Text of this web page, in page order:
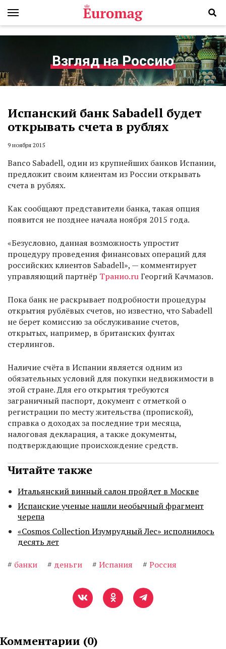
Взгляд на Россию
Испанский банк Sabadell будет
открывать счета в рублях
9 ноября 2015
Banco Sabadell, один из крупнейших банков Испании,
предложит своим клиентам из России открывать
счета в рублях.
Как сообщают представители банка, такая опция
появится не позднее начала ноября 2015 года.
«Безусловно, данная возможность упростит
процедуру проведения финансовых операций для
российских клиентов Sabadell», — комментирует
управляющий партнёр Транио.ruГеоргий Качмазов.
Пока банк не раскрывает подробности процедуры
открытия рублёвых счетов, но известно, что Sabadell
не берет комиссию за обслуживание счетов,
открытых, например, в британских фунтах
стерлингов.
Наличие счёта в Испании является одним из
обязательных условий для покупки недвижимости в
этой стране. Для его открытия требуются
заграничный паспорт, документ с отметкой о
регистрации по месту жительства (пропиской),
справка о доходах за последние три месяца,
налоговая декларация, а также документы,
подтверждающие происхождение средств.
Читайте также
Итальянский винный салон пройдет в Москве
Испанские ученые нашли необычный фрагмент
черепа
«Cosmos Collection Изумрудный Лес» исполнилось
десять лет
# банки # деньги # Испания # Россия
Комментарии (0)